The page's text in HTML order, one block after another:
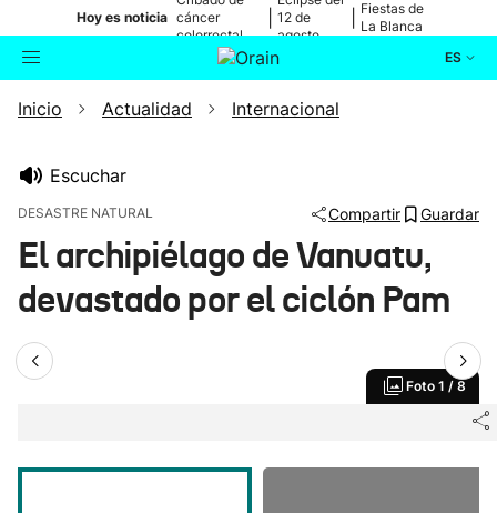
Hoy es noticia cáncer
colorrectal
12 de
agosto
Fiestas de
La Blanca
ES
Buscador Actualidad
Ikusmiran
Inicio Actualidad Internacional
Escuchar
DESASTRE NATURAL Compartir Guardar
El archipiélago de Vanuatu,
devastado por el ciclón Pam
Foto 1 / 8